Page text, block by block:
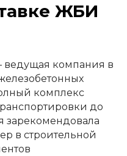
ЖБИ
ведущая компания в
комплекс
до
зарекомендовала
в строительной